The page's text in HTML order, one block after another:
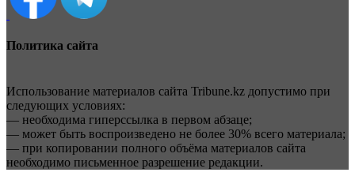
Политика сайта
Использование материалов сайта Tribune.kz допустимо при
следующих условиях:
— необходима гиперссылка в первом абзаце;
— может быть воспроизведено не более 30% всего материала;
— при копировании полного объёма материалов сайта
необходимо письменное разрешение редакции.